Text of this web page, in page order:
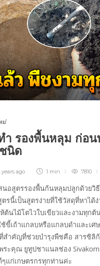
ม่
ำ รองพื้นหลุม ก่อ
นิด
years ago 1 min 7810
นอสูตรรองพื้นก้นหลุมปลูกด้วยวิ
ตรนี้เป็นสูตรง่ายที่ใช้วัสดุที่หาได้
ต้นไม้โตไวใบเขียวและงามทุกต้
ขี้เถ้าแกลบหรือแกลบดำและเศ
สำคัญที่ช่วยบำรุงพืชคือ สารซิลิ
ะคุณ ยูทูปชาแนลช่อง Sivakorn
แก่เกษตรกรทุกท่านค่ะ